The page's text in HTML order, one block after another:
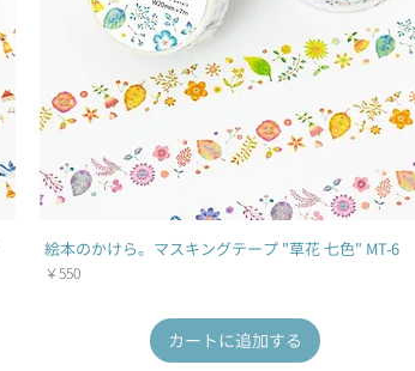
絵本のかけら。マスキングテープ "草花 七色" MT-6
価格
￥550
カートに追加する